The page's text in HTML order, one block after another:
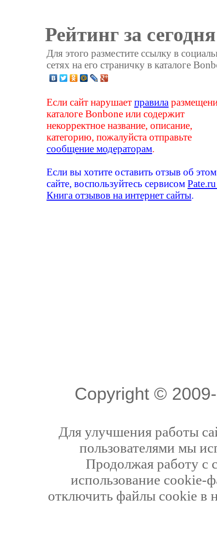
Рейтинг за
Для этого разместите ссылку в
сетях на его страничку в каталоге
Если сайт нарушаетправила
каталоге Bonbone или содержит
некорректное название, описание,
категорию, пожалуйста отправьте
сообщение модераторам
Если вы хотите оставить отзыв об этом
сайте, воспользуйтесь сервисом
Книга отзывов на интернет сайты
Copyright ©
Для улучшения работы
пользователями мы
Продолжая работу с
использование cookie-
отключить файлы cookie в